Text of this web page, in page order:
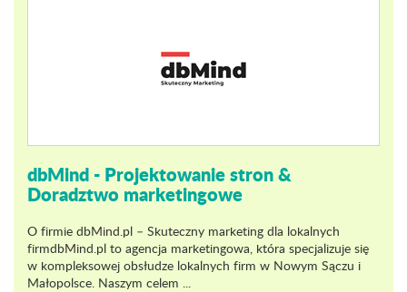
dbMind - Projektowanie stron &
Doradztwo marketingowe
O firmie dbMind.pl – Skuteczny marketing dla lokalnych
firmdbMind.pl to agencja marketingowa, która specjalizuje się
w kompleksowej obsłudze lokalnych firm w Nowym Sączu i
Małopolsce. Naszym celem ...